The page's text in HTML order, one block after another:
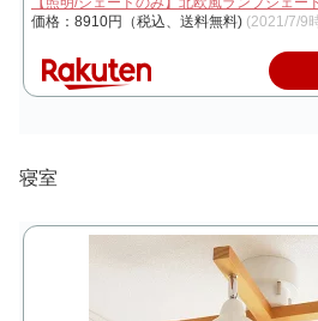
価格：8910円（税込、送料無料) (2021/7/9
寝室